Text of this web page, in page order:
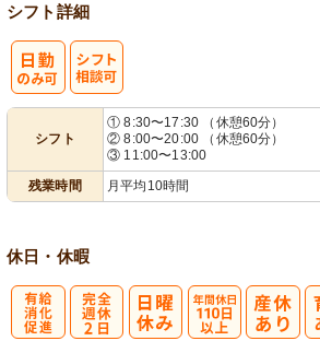
シフト詳細
シフト
① 8:30〜17:30 （休憩60分）
② 8:00〜20:00 （休憩60分）
③ 11:00〜13:00
残業時間
月平均10時間
休日・休暇